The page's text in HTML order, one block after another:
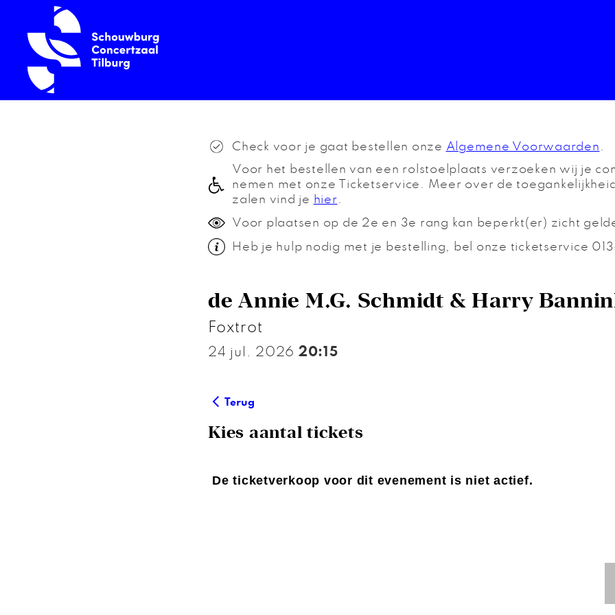
Check voor je gaat bestellen onze Algemene Voorwaarden
Voor het bestellen van een rolstoelplaats verzoeken wij je
nemen met onze Ticketservice. Meer over de
zalen vind je hier
Voor plaatsen op de 2e en 3e rang kan beperkt(er) zicht
Heb je hulp nodig met je bestelling, bel onze ticketservice
de Annie M.G. Schmidt & Harry
Foxtrot
24 jul. 2026 20:15
Terug
Kies aantal tickets
De ticketverkoop voor dit evenement is niet actief.